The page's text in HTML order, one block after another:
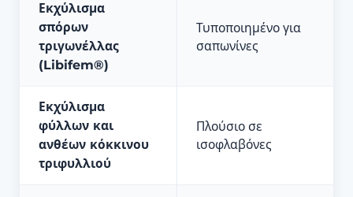
Εκχύλισμα
σπόρων
τριγωνέλλας
(Libifem®)
Τυποποιημένο για
σαπωνίνες
Εκχύλισμα
φύλλων και
ανθέων κόκκινου
τριφυλλιού
Πλούσιο σε
ισοφλαβόνες